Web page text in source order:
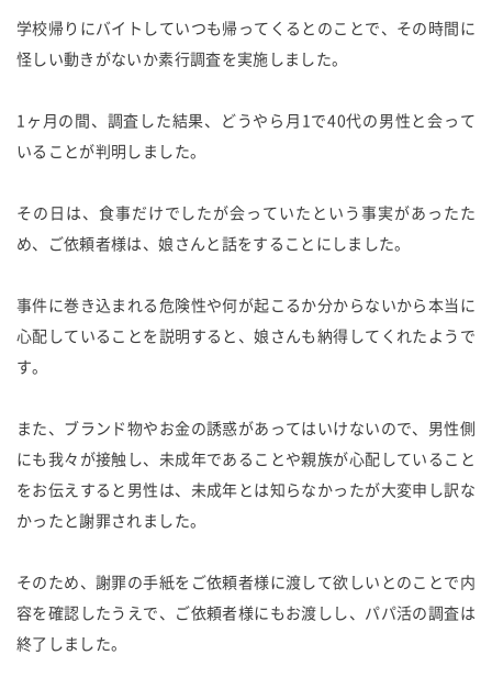
学校帰りにバイトしていつも帰ってくるとのことで、その時間に
怪しい動きがないか素行調査を実施しました。
1ヶ月の間、調査した結果、どうやら月1で40代の男性と会って
いることが判明しました。
その日は、食事だけでしたが会っていたという事実があったた
め、ご依頼者様は、娘さんと話をすることにしました。
事件に巻き込まれる危険性や何が起こるか分からないから本当に
心配していることを説明すると、娘さんも納得してくれたようで
す。
また、ブランド物やお金の誘惑があってはいけないので、男性側
にも我々が接触し、未成年であることや親族が心配していること
をお伝えすると男性は、未成年とは知らなかったが大変申し訳な
かったと謝罪されました。
そのため、謝罪の手紙をご依頼者様に渡して欲しいとのことで内
容を確認したうえで、ご依頼者様にもお渡しし、パパ活の調査は
終了しました。